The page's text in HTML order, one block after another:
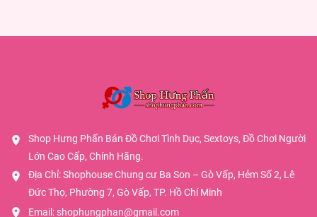
Shop Hưng Phấn Bán Đồ Chơi Tình Dục, Sextoys, Đồ Chơi Người
Lớn Cao Cấp, Chính Hãng.
Địa Chỉ: Shophouse Chung cư Ba Son – Gò Vấp, Hẻm Số 2, Lê
Đức Thọ, Phường 7, Gò Vấp, TP. Hồ Chí Minh
Email: shophungphan@gmail.com